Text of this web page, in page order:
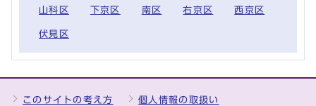
山科区 下京区 南区 右京区 西京区
伏見区
このサイトの考え方 個人情報の取扱い